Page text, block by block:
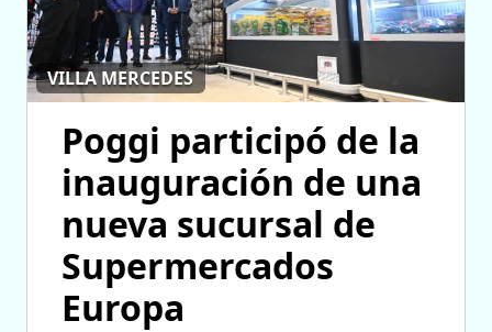
VILLA MERCEDES
Poggi participó de la
inauguración de una
nueva sucursal de
Supermercados
Europa